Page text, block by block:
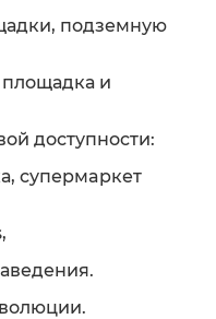
подземную
и
доступнocти:
супермapкет